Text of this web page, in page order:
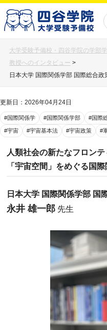
大学受験予備校・四谷学院の学部
教授へのインタビュー >
日本大学 国際関係学部 国際総合政
更新日：2026年04月24日
#国際関係学 #国際関係学部 #国際
#宇宙 #宇宙基本法 #宇宙政策 #
人類社会の新たなフロンテ
「宇宙空間」をめぐる国
日本大学 国際関係学部 国
永井 雄一郎 先生